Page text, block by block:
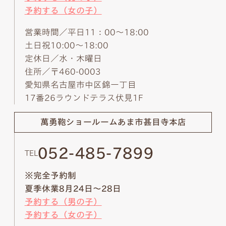
予約する（女の子）
営業時間／平日11：00～18:00
土日祝10:00～18:00
定休日／水・木曜日
住所／〒460-0003
愛知県名古屋市中区錦一丁目
17番26ラウンドテラス伏見1F
萬勇鞄ショールームあま市甚目寺本店
TEL 052-485-7899
※完全予約制
夏季休業8月24日～28日
予約する（男の子）
予約する（女の子）